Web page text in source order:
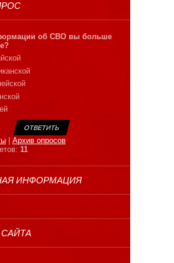
об СВО вы больше
Архив опросов
11
ИНФОРМАЦИЯ